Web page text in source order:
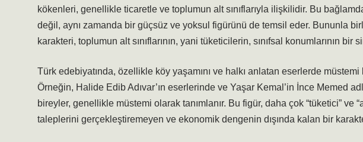
kökenleri, genellikle ticaretle ve toplumun alt sınıflarıyla ilişkilidir. Bu
değil, aynı zamanda bir güçsüz ve yoksul figürünü de temsil eder. Bununla
karakteri, toplumun alt sınıflarının, yani tüketicilerin, sınıfsal konumlarının bir
Türk edebiyatında, özellikle köy yaşamını ve halkı anlatan eserlerde müstemi
Örneğin, Halide Edib Adıvar’ın eserlerinde ve Yaşar Kemal’in İnce Memed
bireyler, genellikle müstemi olarak tanımlanır. Bu figür, daha çok “tüketici” ve
taleplerini gerçekleştiremeyen ve ekonomik dengenin dışında kalan bir